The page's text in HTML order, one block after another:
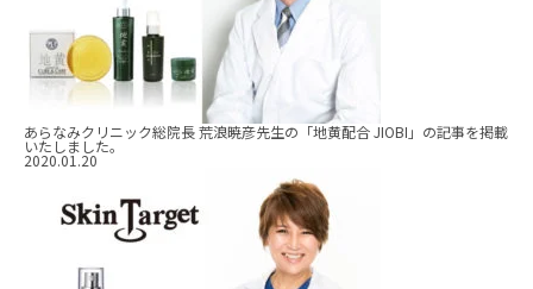
あらなみクリニック総院長 荒浪暁彦先生の「地黄配合 JIOBI」の記事を掲載
いたしました。
2020.01.20